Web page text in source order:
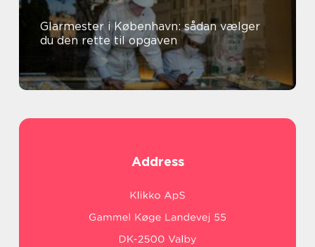
Glarmester i København: sådan vælger
du den rette til opgaven
Address